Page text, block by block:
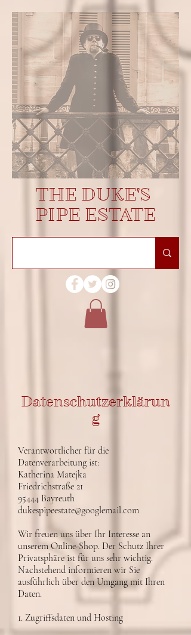
THE DUKE'S
PIPE ESTATE
Datenschutzerklärun
g
Verantwortlicher für die
Datenverarbeitung ist:
Katherina Matejka
Friedrichstraße 21
95444 Bayreuth
dukespipeestate@googlemail.com
Wir freuen uns über Ihr Interesse an
unserem Online-Shop. Der Schutz Ihrer
Privatsphäre ist für uns sehr wichtig.
Nachstehend informieren wir Sie
ausführlich über den Umgang mit Ihren
Daten.
1. Zugriffsdaten und Hosting